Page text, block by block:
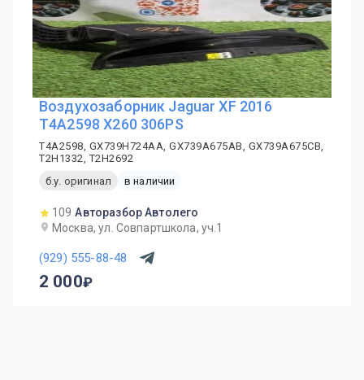
Воздухозаборник Jaguar XF 2016
T4A2598 X260 306PS
T4A2598, GX739H724AA, GX739A675AB, GX739A675CB,
T2H1332, T2H2692
б.у. оригинал
в наличии
109 Авторазбор Автолего
Москва, ул. Совпартшкола, уч.1
(929) 555-88-48
2 000